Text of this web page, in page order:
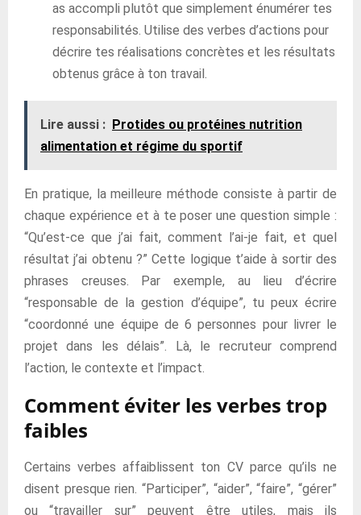
as accompli plutôt que simplement énumérer tes
responsabilités. Utilise des verbes d’actions pour
décrire tes réalisations concrètes et les résultats
obtenus grâce à ton travail.
Lire aussi : Protides ou protéines nutrition
alimentation et régime du sportif
En pratique, la meilleure méthode consiste à partir de
chaque expérience et à te poser une question simple :
“Qu’est-ce que j’ai fait, comment l’ai-je fait, et quel
résultat j’ai obtenu ?” Cette logique t’aide à sortir des
phrases creuses. Par exemple, au lieu d’écrire
“responsable de la gestion d’équipe”, tu peux écrire
“coordonné une équipe de 6 personnes pour livrer le
projet dans les délais”. Là, le recruteur comprend
l’action, le contexte et l’impact.
Comment éviter les verbes trop
faibles
Certains verbes affaiblissent ton CV parce qu’ils ne
disent presque rien. “Participer”, “aider”, “faire”, “gérer”
ou “travailler sur” peuvent être utiles, mais ils